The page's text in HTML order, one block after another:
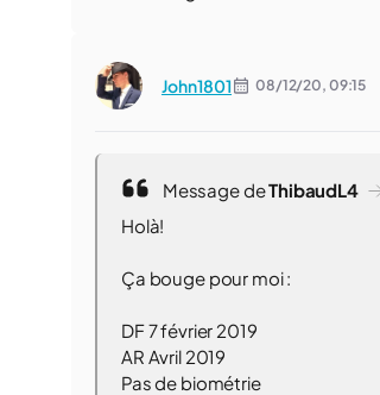
John1801 08/12/20, 09:15
Message deThibaudL4
Holà!
Ça bouge pour moi :
DF 7 février 2019
AR Avril 2019
Pas de biométrie